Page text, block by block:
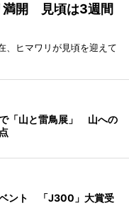
満開 見頃は3週間
、ヒマワリが見頃を迎えて
「山と雷鳥展」 山への
ベント 「J300」大賞受